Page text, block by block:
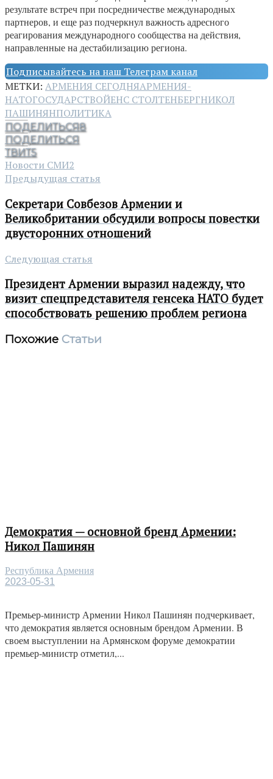
результате встреч при посредничестве международных
партнеров, и еще раз подчеркнул важность адресного
реагирования международного сообщества на действия,
направленные на дестабилизацию региона.
Подписывайтесь на наш Телеграм канал
МЕТКИ: АРМЕНИЯ СЕГОДНЯАРМЕНИЯ-
НАТОГОСУДАРСТВОЙЕНС СТОЛТЕНБЕРГНИКОЛ
ПАШИНЯНПОЛИТИКА
ПОДЕЛИТЬСЯ8
ПОДЕЛИТЬСЯ
ТВИТ5
Новости СМИ2
Предыдущая статья
Секретари Совбезов Армении и
Великобритании обсудили вопросы повестки
двусторонних отношений
Следующая статья
Президент Армении выразил надежду, что
визит спецпредставителя генсека НАТО будет
способствовать решению проблем региона
Похожие Статьи
Демократия — основной бренд Армении:
Никол Пашинян
Республика Армения
2023-05-31
Премьер-министр Армении Никол Пашинян подчеркивает,
что демократия является основным брендом Армении. В
своем выступлении на Армянском форуме демократии
премьер-министр отметил,...